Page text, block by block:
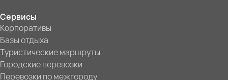
Сервисы
Корпоративы
Базы отдыха
Туристические маршруты
Городские перевозки
Перевозки по межгороду